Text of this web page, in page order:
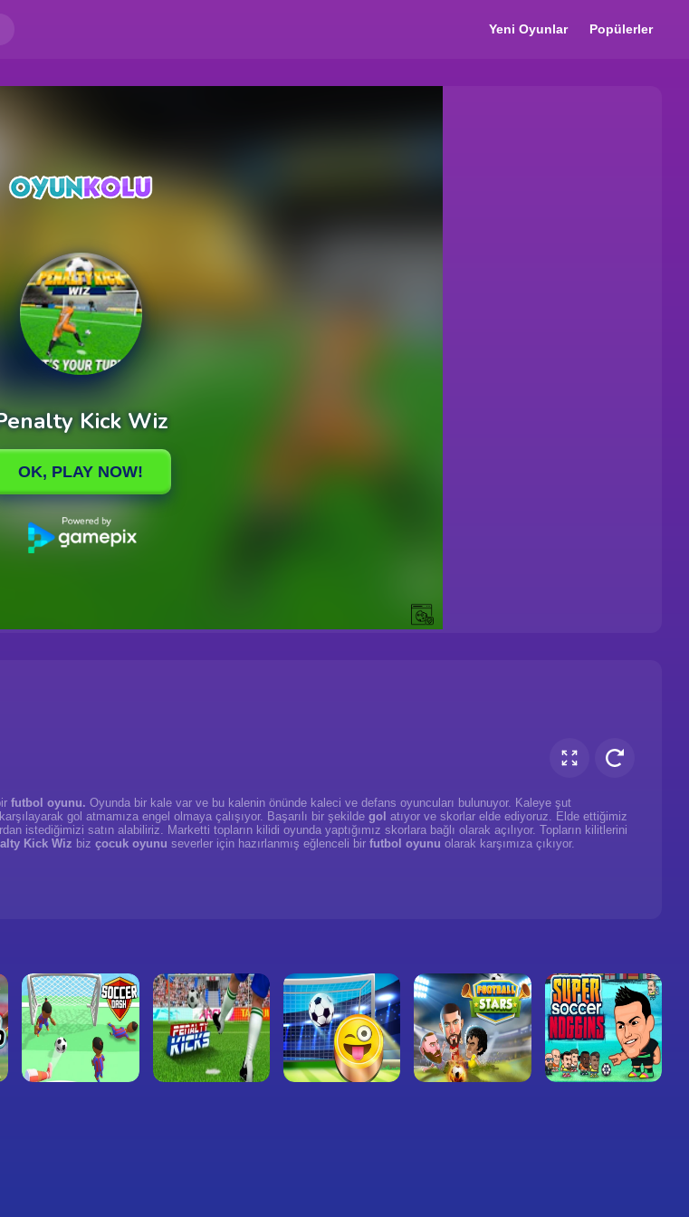
Yeni Oyunlar Popülerler
futbol oyunu. Oyunda bir kale var ve bu kalenin önünde kaleci ve defans oyuncuları bulunuyor. Kaleye şut
gol atmamıza engel olmaya çalışıyor. Başarılı bir şekilde gol atıyor ve skorlar elde ediyoruz. Elde ettiğimiz
istediğimizi satın alabiliriz. Marketti topların kilidi oyunda yaptığımız skorlara bağlı olarak açılıyor. Topların kilitlerini
Kick Wiz biz çocuk oyunu severler için hazırlanmış eğlenceli bir futbol oyunu olarak karşımıza çıkıyor.